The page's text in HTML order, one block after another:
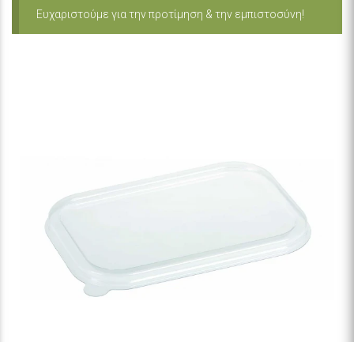
Ευχαριστούμε για την προτίμηση & την εμπιστοσύνη!